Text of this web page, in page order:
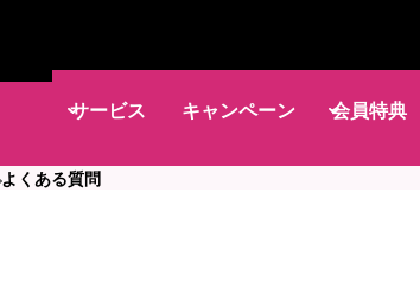
サービス キャンペーン 会員特典
よくある質問